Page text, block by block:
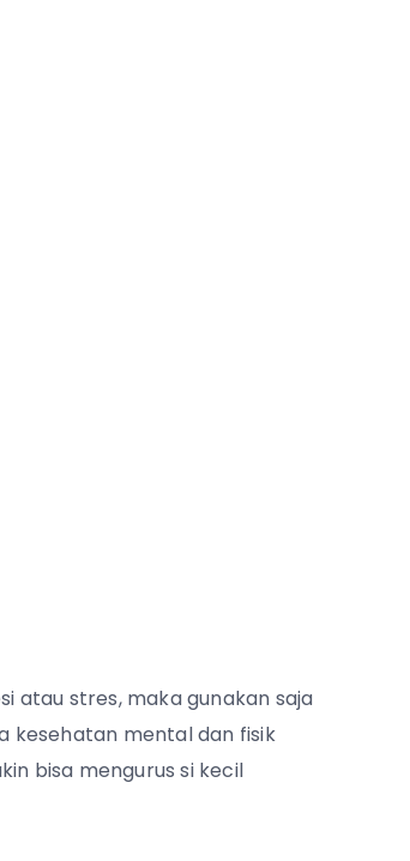
atau stres, maka gunakan saja
kesehatan mental dan fisik
bisa mengurus si kecil